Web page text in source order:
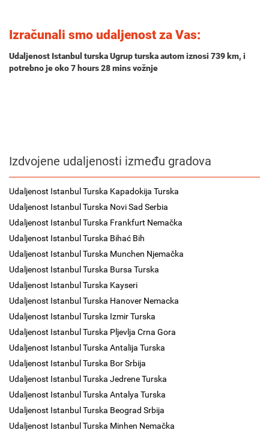
Izračunali smo udaljenost za Vas:
Udaljenost Istanbul turska Ugrup turska autom iznosi 739 km, i
potrebno je oko7 hours 28 minsvožnje
Izdvojene udaljenosti između gradova
Udaljenost Istanbul Turska Kapadokija Turska
Udaljenost Istanbul Turska Novi Sad Serbia
Udaljenost Istanbul Turska Frankfurt Nemačka
Udaljenost Istanbul Turska Bihać Bih
Udaljenost Istanbul Turska Munchen Njemačka
Udaljenost Istanbul Turska Bursa Turska
Udaljenost Istanbul Turska Kayseri
Udaljenost Istanbul Turska Hanover Nemacka
Udaljenost Istanbul Turska Izmir Turska
Udaljenost Istanbul Turska Pljevlja Crna Gora
Udaljenost Istanbul Turska Antalija Turska
Udaljenost Istanbul Turska Bor Srbija
Udaljenost Istanbul Turska Jedrene Turska
Udaljenost Istanbul Turska Antalya Turska
Udaljenost Istanbul Turska Beograd Srbija
Udaljenost Istanbul Turska Minhen Nemačka